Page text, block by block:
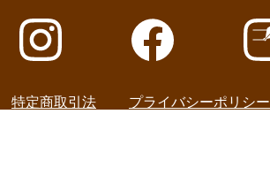
特定商取引法 プライバシーポリシー